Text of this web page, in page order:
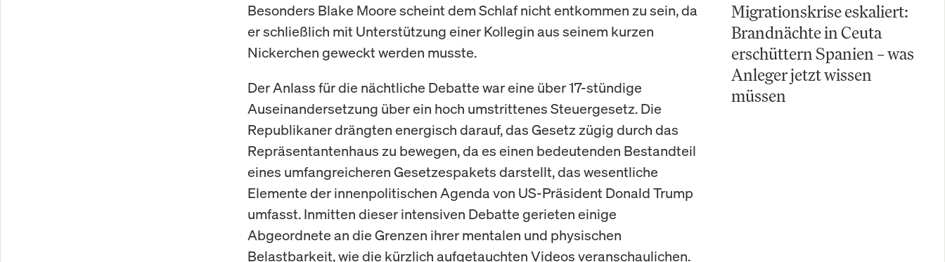
Besonders Blake Moore scheint dem Schlaf nicht entkommen zu sein, da
er schließlich mit Unterstützung einer Kollegin aus seinem kurzen
Nickerchen geweckt werden musste.
Der Anlass für die nächtliche Debatte war eine über 17-stündige
Auseinandersetzung über ein hoch umstrittenes Steuergesetz. Die
Republikaner drängten energisch darauf, das Gesetz zügig durch das
Repräsentantenhaus zu bewegen, da es einen bedeutenden Bestandteil
eines umfangreicheren Gesetzespakets darstellt, das wesentliche
Elemente der innenpolitischen Agenda von US-Präsident Donald Trump
umfasst. Inmitten dieser intensiven Debatte gerieten einige
Abgeordnete an die Grenzen ihrer mentalen und physischen
Belastbarkeit, wie die kürzlich aufgetauchten Videos veranschaulichen.
Migrationskrise eskaliert:
Brandnächte in Ceuta
erschüttern Spanien – was
Anleger jetzt wissen
müssen